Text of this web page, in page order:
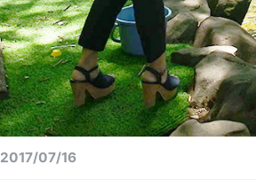
2017/07/16